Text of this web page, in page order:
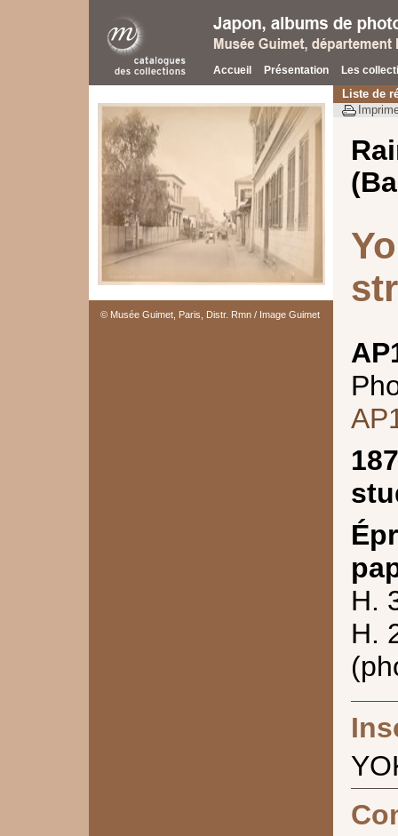
Accueil Présentation Les
© Musée Guimet, Paris, Distr. Rmn / Image Guimet
Liste de
H.
H.